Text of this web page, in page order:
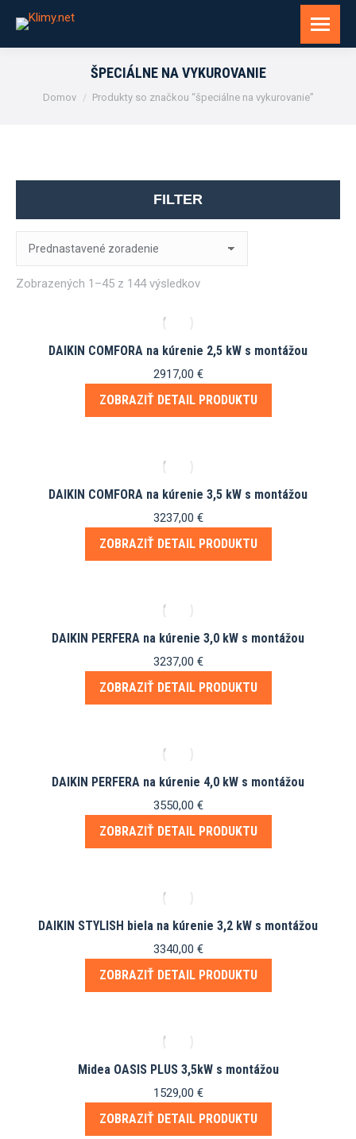
ŠPECIÁLNE NA VYKUROVANIE
You are here:
Domov Produkty so značkou “špeciálne na vykurovanie”
Zobrazených 1–45 z 144 výsledkov
DAIKIN COMFORA na kúrenie 2,5 kW s montážou
2917,00 €
ZOBRAZIŤ DETAIL PRODUKTU
DAIKIN COMFORA na kúrenie 3,5 kW s montážou
3237,00 €
ZOBRAZIŤ DETAIL PRODUKTU
DAIKIN PERFERA na kúrenie 3,0 kW s montážou
3237,00 €
ZOBRAZIŤ DETAIL PRODUKTU
DAIKIN PERFERA na kúrenie 4,0 kW s montážou
3550,00 €
ZOBRAZIŤ DETAIL PRODUKTU
DAIKIN STYLISH biela na kúrenie 3,2 kW s montážou
3340,00 €
ZOBRAZIŤ DETAIL PRODUKTU
Midea OASIS PLUS 3,5kW s montážou
1529,00 €
ZOBRAZIŤ DETAIL PRODUKTU
FILTER